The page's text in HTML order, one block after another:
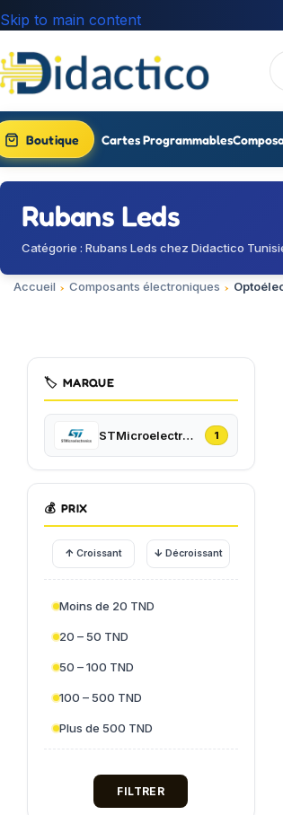
Skip to main content
Boutique Cartes Programmables
Rubans Leds
Catégorie : Rubans Leds chez Didactico
Accueil Composants électroniques
🏷️ MARQUE
STMicroelectronics 1
💰 PRIX
↑ Croissant ↓ Décroissant
Moins de 20 TND
20 – 50 TND
50 – 100 TND
100 – 500 TND
Plus de 500 TND
FILTRER